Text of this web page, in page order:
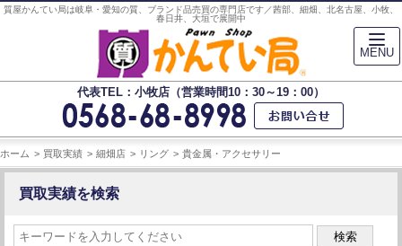
質屋かんてい局は岐阜・愛知の質、ブランド品売買の専門店です／茜部、細畑、北名古屋、小牧、
春日井、大垣で展開中
代表TEL：小牧店（営業時間10：30～19：00）
ホーム 買取実績 細畑店 リング 貴金属・アクセサリー
買取実績を検索
検索
MENU